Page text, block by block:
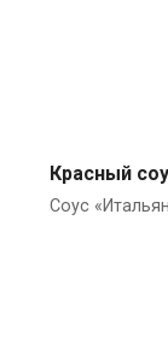
Италия
Красный
Соус